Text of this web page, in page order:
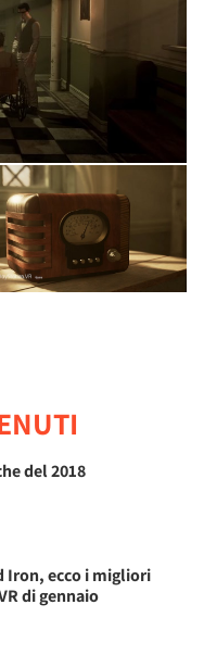
del 2018
Iron, ecco i migliori
di gennaio